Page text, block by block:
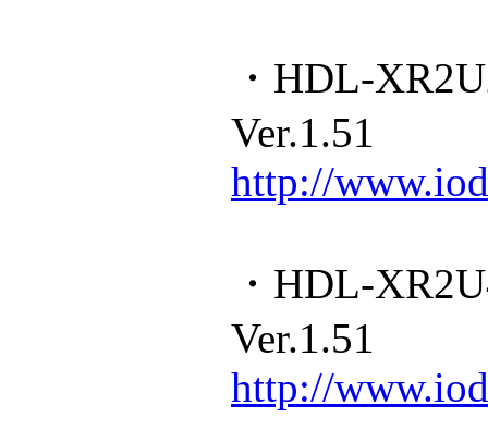
・HDL-
Ver.1.51
http://
・HDL-
Ver.1.51
http://